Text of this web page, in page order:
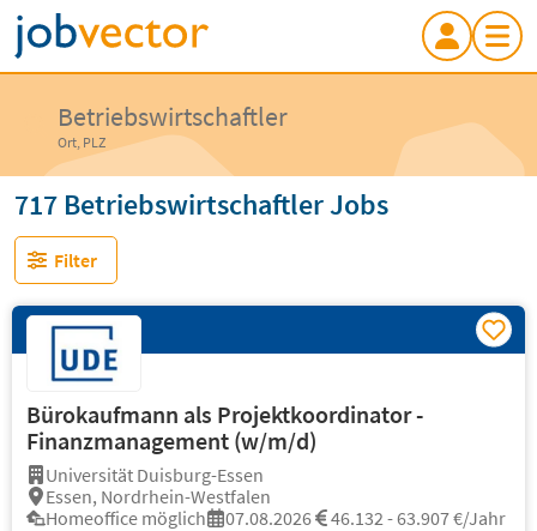
Betriebswirtschaftler
Ort, PLZ
717 Betriebswirtschaftler Jobs
Filter
Bürokaufmann als Projektkoordinator -
Finanzmanagement (w/m/d)
Universität Duisburg-Essen
Essen, Nordrhein-Westfalen
Homeoffice möglich
07.08.2026 46.132 - 63.907 €/Jahr